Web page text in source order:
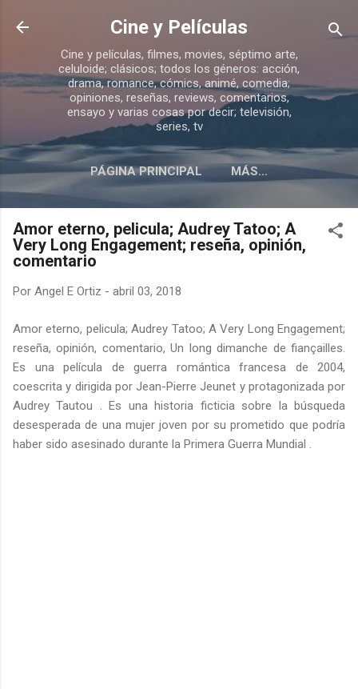
Ir al contenido principal
Cine y Películas
Cine y películas, filmes, movies, séptimo arte,
celuloide; clásicos; todos los géneros: acción,
drama, romance, cómics, animé, comedia;
opiniones, reseñas, reviews, comentarios,
ensayo y varias cosas por decir; televisión,
series, tv
PÁGINA PRINCIPAL MÁS…
ACERCA DE ESTE BLOG
Amor eterno, pelicula; Audrey Tatoo; A
Very Long Engagement; reseña, opinión,
comentario
Por Angel E Ortiz - abril 03, 2018
Amor eterno, pelicula; Audrey Tatoo; A Very Long Engagement;
reseña, opinión, comentario, Un long dimanche de fiançailles.
Es una película de guerra romántica francesa de 2004,
coescrita y dirigida por Jean-Pierre Jeunet y protagonizada por
Audrey Tautou . Es una historia ficticia sobre la búsqueda
desesperada de una mujer joven por su prometido que podría
haber sido asesinado durante la Primera Guerra Mundial .